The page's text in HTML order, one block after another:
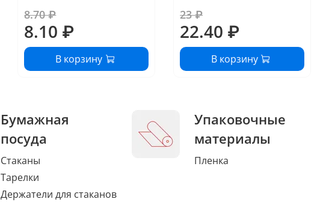
8.70 ₽
8.10 ₽
В корзину
23 ₽
22.40 ₽
В корзину
Бумажная
посуда
Стаканы
Тарелки
Держатели для стаканов
Упаковочные
материалы
Пленка